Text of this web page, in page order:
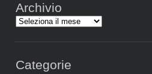
Archivio
Archivi
Categorie